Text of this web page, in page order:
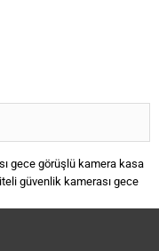
gece görüşlü kamera kasa
güvenlik kamerası gece